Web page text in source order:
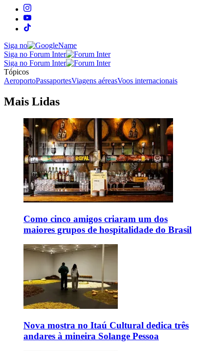
Siga no
Siga no Forum Inter
Siga no Forum Inter
Tópicos
AeroportoPassaportesViagens aéreasVoos internacionais
Mais Lidas
Como cinco amigos criaram um dos
maiores grupos de hospitalidade do Brasil
Nova mostra no Itaú Cultural dedica três
andares à mineira Solange Pessoa